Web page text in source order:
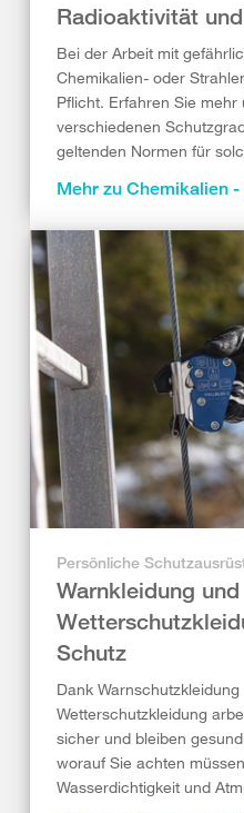
Radioaktivität
Bei der Arbeit mit
Chemikalien- oder
Pflicht. Erfahren Sie mehr
verschiedenen
geltenden Normen für
Mehr zu Chemikalien
Persönliche
Warnkleidung und
Schutz
Dank Warnschutzkleidung
Wetterschutzkleidung
sicher und bleiben
worauf Sie achten
Wasserdichtigkeit und